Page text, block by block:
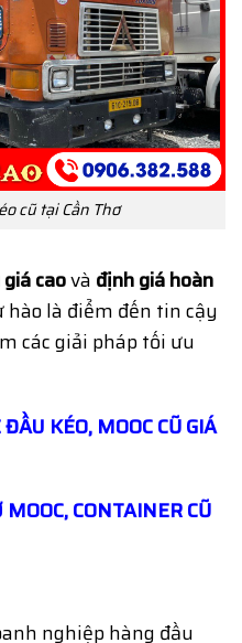
cũ tại Cần Thơ
caovà định giá hoàn
hào là điểm đến tin cậy
các giải pháp tối ưu
KÉO, MOOC CŨ GIÁ
CONTAINER CŨ
nghiệp hàng đầu